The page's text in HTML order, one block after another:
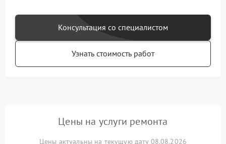
Консультация со специалистом
Узнать стоимость работ
Цены на услуги ремонта
Цены актуальны на текущую дату 08.08.2026